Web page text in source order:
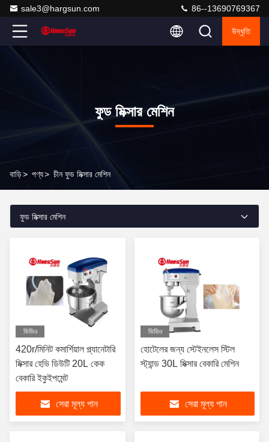
sale3@hargsun.com 86--13690769367
উদ্ধৃতি
ফুড মিক্সার মেশিন
বাড়ি> পণ্য> চীন ফুড মিক্সার মেশিন
ফুড মিক্সার মেশিন
ভিডিও
420r/মিনিট কমার্শিয়াল প্ল্যানেটারি
মিক্সার হেভি ডিউটি ​​20L কেক
বেকারি ইকুইপমেন্ট
সেরা মূল্য পান
ভিডিও
হোটেলের জন্য স্টেইনলেস স্টিল
স্ট্যান্ড 30L মিক্সার বেকারি মেশিন
সেরা মূল্য পান